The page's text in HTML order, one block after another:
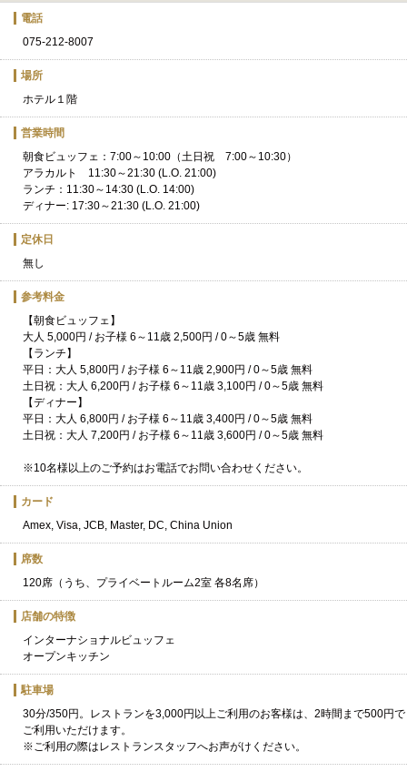
電話
075-212-8007
場所
ホテル１階
営業時間
朝食ビュッフェ：7:00～10:00（土日祝 7:00～10:30）
アラカルト 11:30～21:30 (L.O. 21:00)
ランチ：11:30～14:30 (L.O. 14:00)
ディナー: 17:30～21:30 (L.O. 21:00)
定休日
無し
参考料金
【朝食ビュッフェ】
大人 5,000円 / お子様 6～11歳 2,500円 / 0～5歳 無料
【ランチ】
平日：大人 5,800円 / お子様 6～11歳 2,900円 / 0～5歳 無料
土日祝：大人 6,200円 / お子様 6～11歳 3,100円 / 0～5歳 無料
【ディナー】
平日：大人 6,800円 / お子様 6～11歳 3,400円 / 0～5歳 無料
土日祝：大人 7,200円 / お子様 6～11歳 3,600円 / 0～5歳 無料
※10名様以上のご予約はお電話でお問い合わせください。
カード
Amex, Visa, JCB, Master, DC, China Union
席数
120席（うち、プライベートルーム2室 各8名席）
店舗の特徴
インターナショナルビュッフェ
オープンキッチン
駐車場
30分/350円。レストランを3,000円以上ご利用のお客様は、2時間まで500円で
ご利用いただけます。
※ご利用の際はレストランスタッフへお声がけください。